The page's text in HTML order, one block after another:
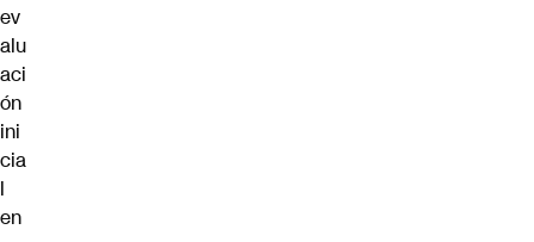
ev
alu
aci
ón
ini
cia
l
en